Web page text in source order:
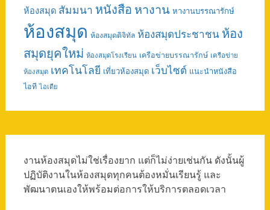
ห้องสมุด สัมมนา หนังสือ หางาน หางานบรรณารักษ์
ห้องสมุด ห้องสมุดดิจิทัล ห้องสมุดประชาชน ห้อง
สมุดยุคใหม่ ห้องสมุดโรงเรียน เครือข่ายบรรณารักษ์ เครือข่าย
ห้องสมุด เทคโนโลยี เที่ยวห้องสมุด เว็บไซต์ แนะนำหนังสือ
ไอที ไอเดีย
งานห้องสมุดไม่ใช่เรื่องยาก แต่ก็ไม่ง่ายเช่นกัน ดังนั้นผู้
ปฏิบัติงานในห้องสมุดทุกคนต้องหมั่นเรียนรู้ และ
พัฒนาตนเองให้พร้อมต่อการให้บริการตลอดเวลา